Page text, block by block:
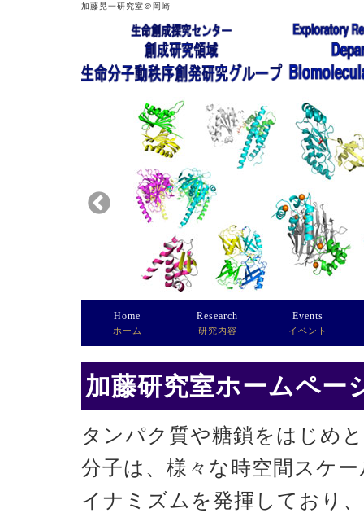
加藤晃一研究室＠岡崎
Home
ホーム
Research
研究内容
Events
イベント
加藤研究室ホームペー
タンパク質や糖鎖をはじめ
分子は、様々な時空間スケ
イナミズムを発揮しており